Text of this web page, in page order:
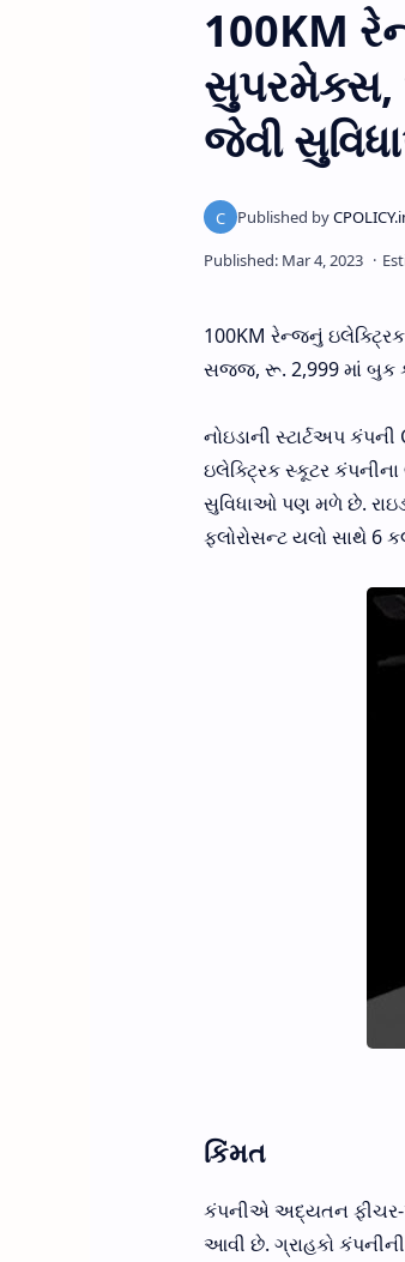
100KM
સુપરમેક્સ,
જેવી
100KM રેન્જનું
સજ્જ, રૂ. 2,999 માં બુક
નોઇડાની સ્ટાર્ટઅપ
ઇલેક્ટ્રિક સ્કૂટર
સુવિધાઓ પણ મળે છે.
ફ્લોરોસન્ટ યલો સાથે 6
કિંમત
કંપનીએ અદ્યતન ફીચર-
આવી છે. ગ્રાહકો